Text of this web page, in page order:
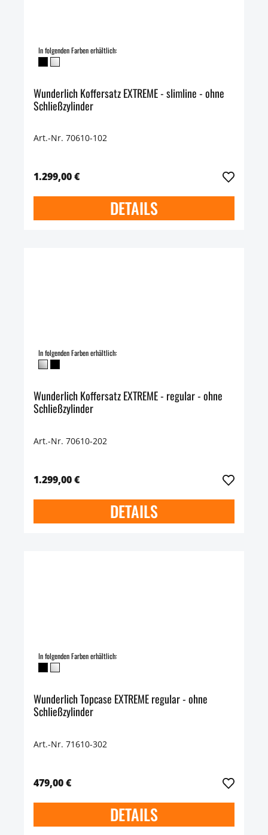
In folgenden Farben erhältlich:
Wunderlich Koffersatz EXTREME - slimline - ohne
Schließzylinder
Art.-Nr. 70610-102
1.299,00 €
DETAILS
In folgenden Farben erhältlich:
Wunderlich Koffersatz EXTREME - regular - ohne
Schließzylinder
Art.-Nr. 70610-202
1.299,00 €
DETAILS
In folgenden Farben erhältlich:
Wunderlich Topcase EXTREME regular - ohne
Schließzylinder
Art.-Nr. 71610-302
479,00 €
DETAILS